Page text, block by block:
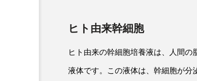
ヒト由来幹細胞
ヒト由来の幹細胞培養液は、人間
液体です。この液体は、幹細胞が分